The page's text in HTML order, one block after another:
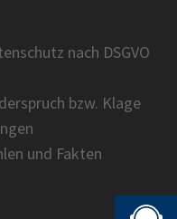
nach DSGVO
bzw. Klage
und Fakten